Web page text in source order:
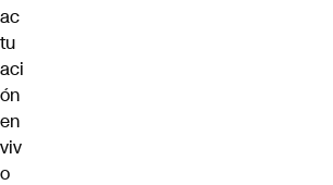
ac
tu
aci
ón
en
viv
o